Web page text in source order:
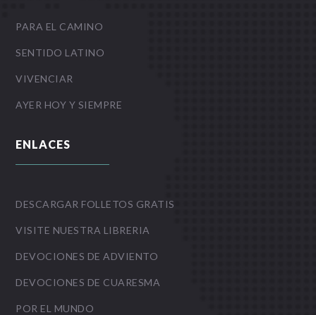
PARA EL CAMINO
SENTIDO LATINO
VIVENCIAR
AYER HOY Y SIEMPRE
ENLACES
DESCARGAR FOLLETOS GRATIS
VISITE NUESTRA LIBRERIA
DEVOCIONES DE ADVIENTO
DEVOCIONES DE CUARESMA
POR EL MUNDO